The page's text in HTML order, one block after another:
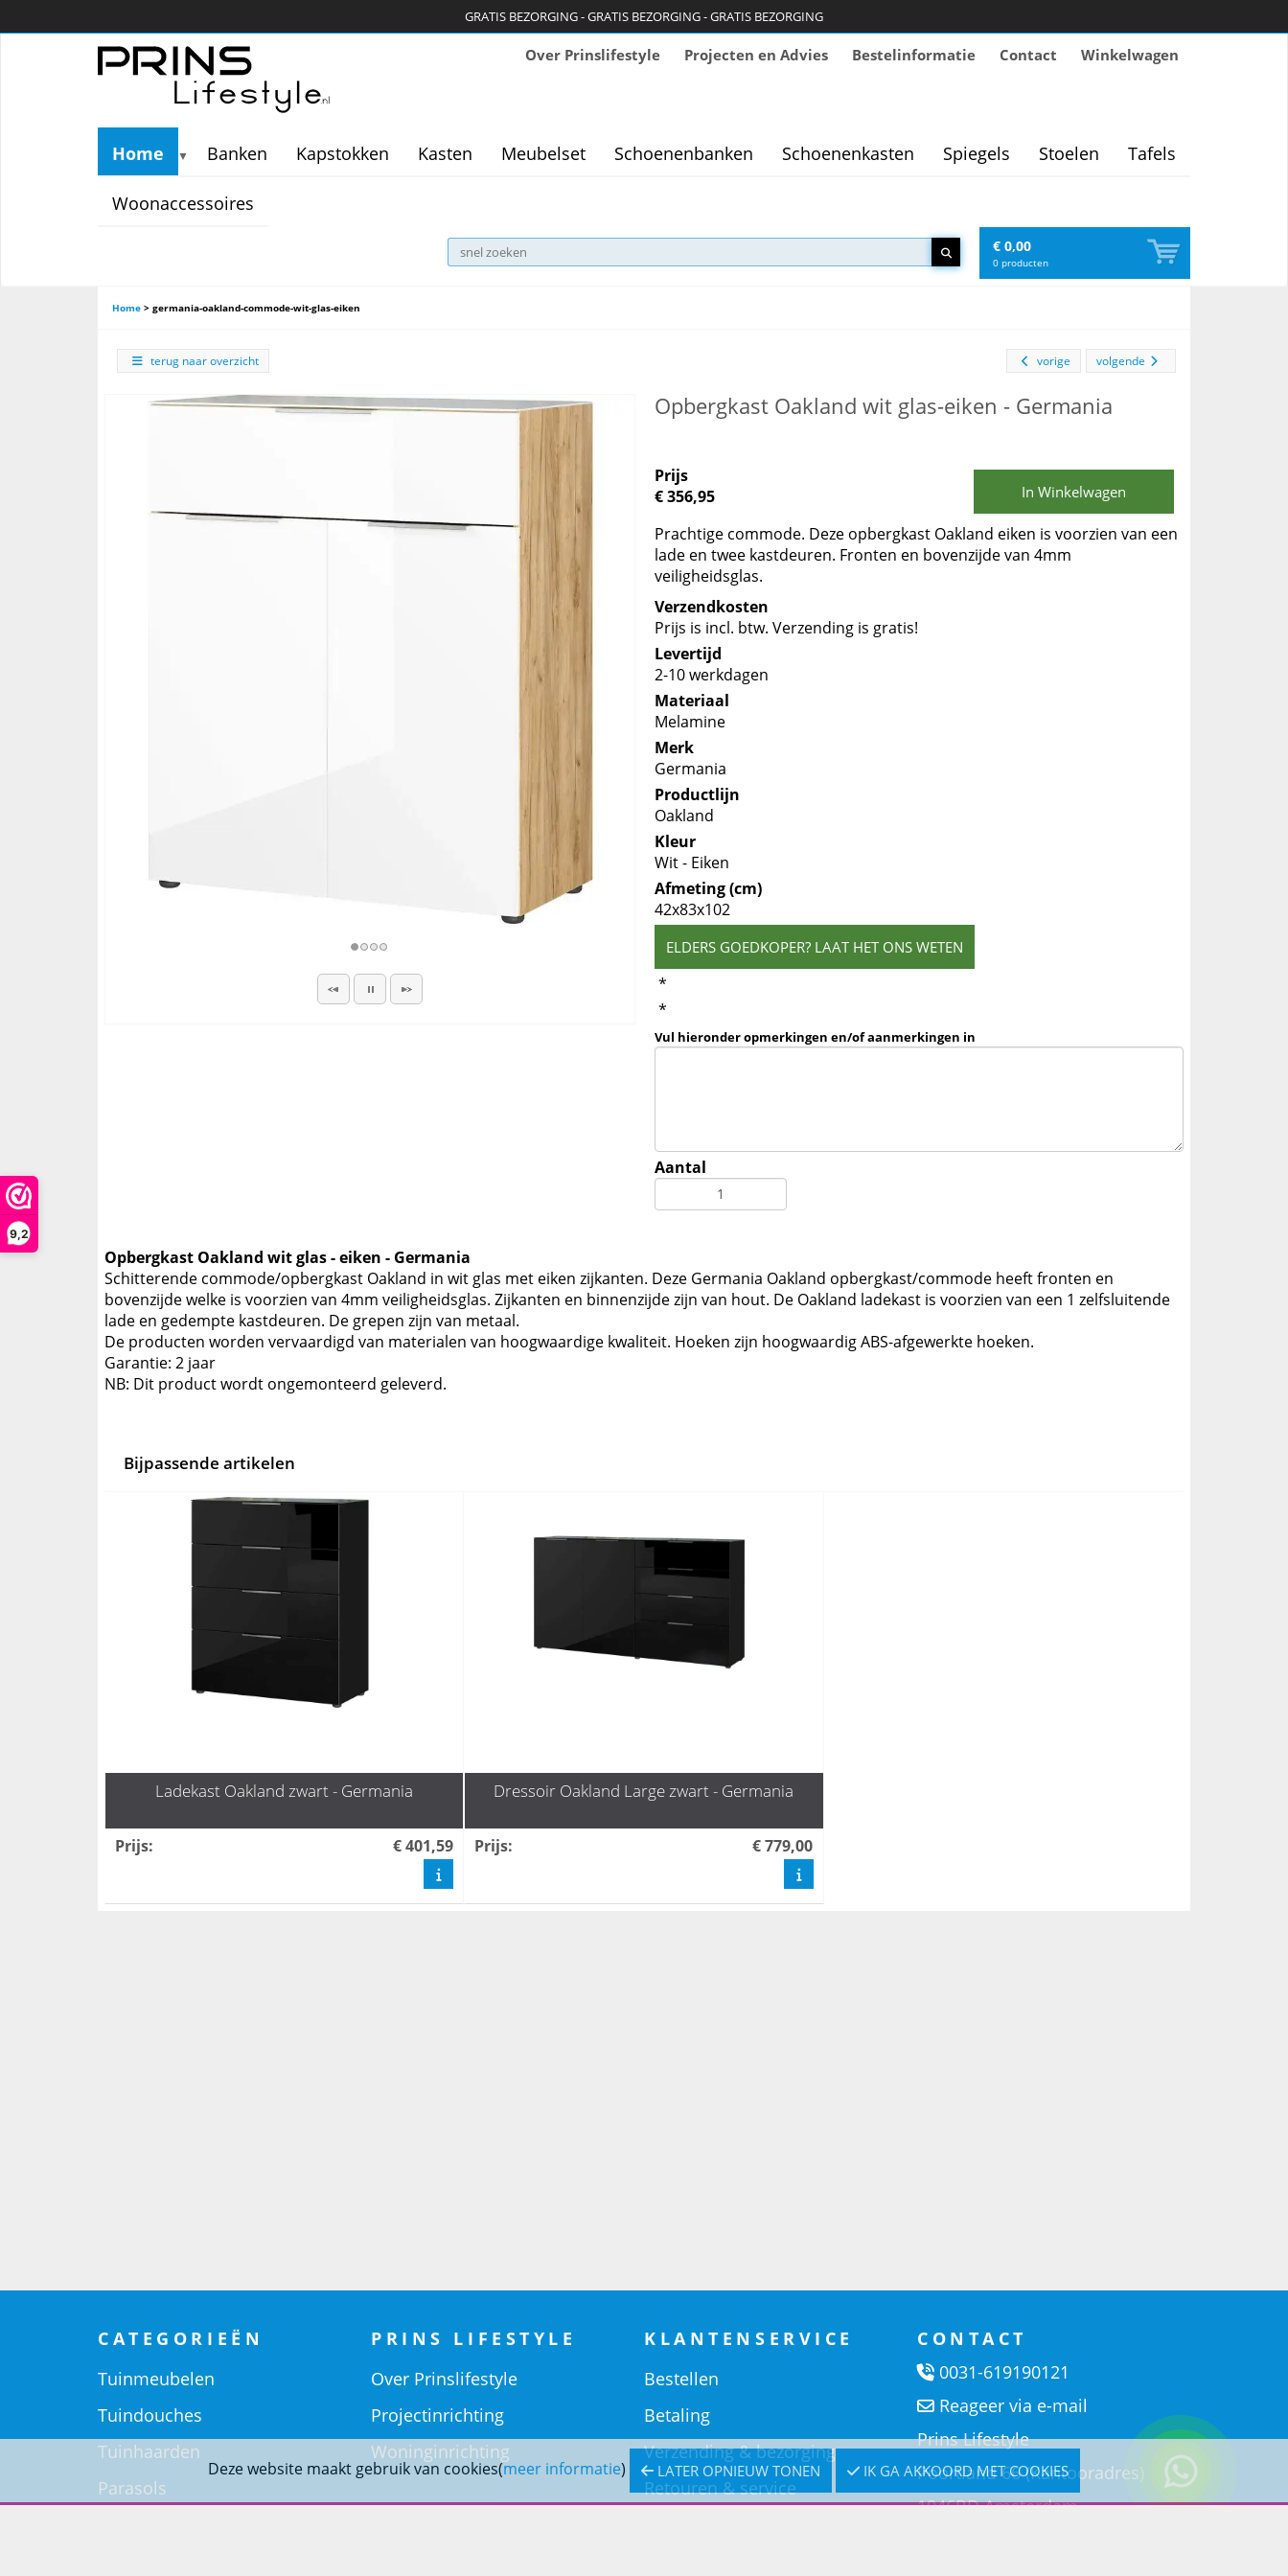
9,2
GRATIS BEZORGING - GRATIS BEZORGING - GRATIS BEZORGING
Over Prinslifestyle Projecten en Advies Bestelinformatie Contact Winkelwagen
Home ▼ Banken Kapstokken Kasten Meubelset Schoenenbanken Schoenenkasten Spiegels Stoelen Tafels
Woonaccessoires
€ 0,00
0 producten
Home > germania-oakland-commode-wit-glas-eiken
terug naar overzicht volgende
vorige
Opbergkast Oakland wit glas-eiken - Germania
Prijs
€ 356,95
In Winkelwagen
Prachtige commode. Deze opbergkast Oakland eiken is voorzien van een
lade en twee kastdeuren. Fronten en bovenzijde van 4mm
veiligheidsglas.
Verzendkosten
Prijs is incl. btw. Verzending is gratis!
Levertijd
2-10 werkdagen
Materiaal
Melamine
Merk
Germania
Productlijn
Oakland
Kleur
Wit - Eiken
Afmeting (cm)
42x83x102
ELDERS GOEDKOPER? LAAT HET ONS WETEN
*
*
Vul hieronder opmerkingen en/of aanmerkingen in
Aantal
Opbergkast Oakland wit glas - eiken - Germania
Schitterende commode/opbergkast Oakland in wit glas met eiken zijkanten. Deze Germania Oakland opbergkast/commode heeft fronten en
bovenzijde welke is voorzien van 4mm veiligheidsglas. Zijkanten en binnenzijde zijn van hout. De Oakland ladekast is voorzien van een 1 zelfsluitende
lade en gedempte kastdeuren. De grepen zijn van metaal.
De producten worden vervaardigd van materialen van hoogwaardige kwaliteit. Hoeken zijn hoogwaardig ABS-afgewerkte hoeken.
Garantie: 2 jaar
NB: Dit product wordt ongemonteerd geleverd.
Bijpassende artikelen
Ladekast Oakland zwart - Germania
Prijs: € 401,59
Dressoir Oakland Large zwart - Germania
Prijs: € 779,00
Deze website maakt gebruik van cookies(meer informatie) LATER OPNIEUW TONEN IK GA AKKOORD MET COOKIES
CATEGORIEËN
Tuinmeubelen
Tuindouches
Tuinhaarden
Parasols
PRINS LIFESTYLE
Over Prinslifestyle
Projectinrichting
Woninginrichting
KLANTENSERVICE
Bestellen
Betaling
Verzending & bezorging
Retouren & service
CONTACT
0031-619190121
Reageer via e-mail
Prins Lifestyle
Poortland 66 (Kantooradres)
1046BD Amsterdam